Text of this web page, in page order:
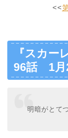
<<
『スカー
96話 1月
明暗がとて